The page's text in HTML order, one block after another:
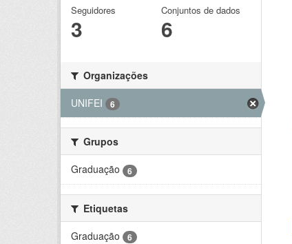
Seguidores
3
Conjuntos de dados
6
Organizações
UNIFEI
6
Grupos
Graduação
6
Etiquetas
Graduação
6